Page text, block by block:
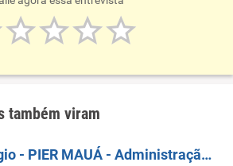
também viram
Estágio - PIER MAUÁ - Administração E Engenharia De Produção